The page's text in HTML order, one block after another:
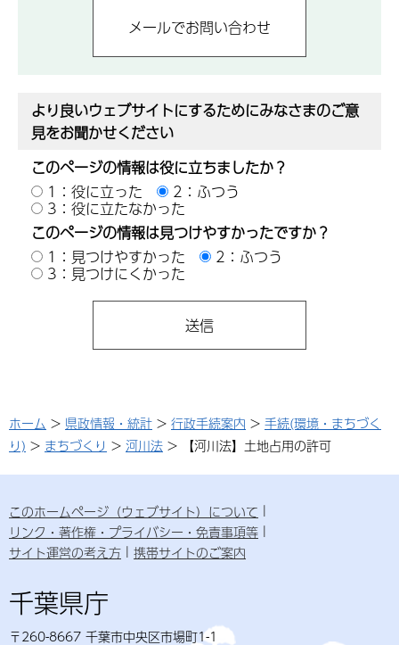
より良いウェブサイトにするためにみなさまのご意
見をお聞かせください
このページの情報は役に立ちましたか？
1：役に立った
2：ふつう
3：役に立たなかった
このページの情報は見つけやすかったですか？
1：見つけやすかった
2：ふつう
3：見つけにくかった
ホーム > 県政情報・統計 > 行政手続案内 > 手続(環境・まちづく
り) > まちづくり > 河川法 > 【河川法】土地占用の許可
このホームページ（ウェブサイト）について
リンク・著作権・プライバシー・免責事項等
サイト運営の考え方
携帯サイトのご案内
千葉県庁
〒260-8667 千葉市中央区市場町1-1